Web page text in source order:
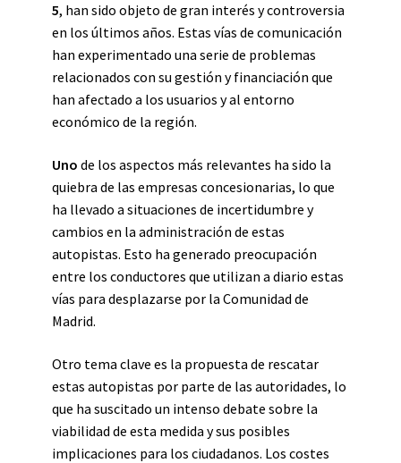
5, han sido objeto de gran interés y controversia
en los últimos años. Estas vías de comunicación
han experimentado una serie de problemas
relacionados con su gestión y financiación que
han afectado a los usuarios y al entorno
económico de la región.
Uno de los aspectos más relevantes ha sido la
quiebra de las empresas concesionarias, lo que
ha llevado a situaciones de incertidumbre y
cambios en la administración de estas
autopistas. Esto ha generado preocupación
entre los conductores que utilizan a diario estas
vías para desplazarse por la Comunidad de
Madrid.
Otro tema clave es la propuesta de rescatar
estas autopistas por parte de las autoridades, lo
que ha suscitado un intenso debate sobre la
viabilidad de esta medida y sus posibles
implicaciones para los ciudadanos. Los costes